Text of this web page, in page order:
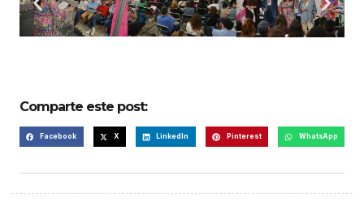
Comparte este post:
Facebook X LinkedIn Pinterest WhatsApp